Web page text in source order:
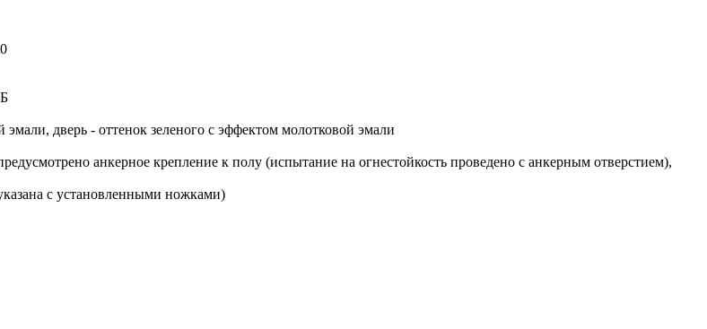
дверь - оттенок зеленого с эффектом молотковой эмали
анкерное крепление к полу (испытание на огнестойкость проведено с анкерным отверстием),
с установленными ножками)